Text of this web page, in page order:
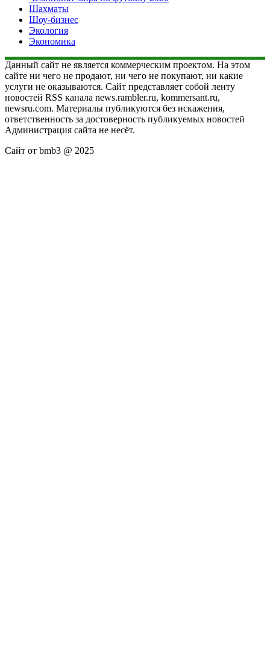
Шахматы
Шоу-бизнес
Экология
Экономика
Данный сайт не является коммерческим проектом. На этом
сайте ни чего не продают, ни чего не покупают, ни какие
услуги не оказываются. Сайт представляет собой ленту
новостей RSS канала news.rambler.ru, kommersant.ru,
newsru.com. Материалы публикуются без искажения,
ответственность за достоверность публикуемых новостей
Администрация сайта не несёт.
Сайт от bmb3 @ 2025